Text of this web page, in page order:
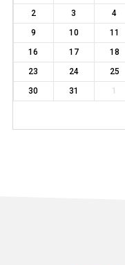
2
3 4
9
10 11
16
17 18
23
24 25
30
31 1